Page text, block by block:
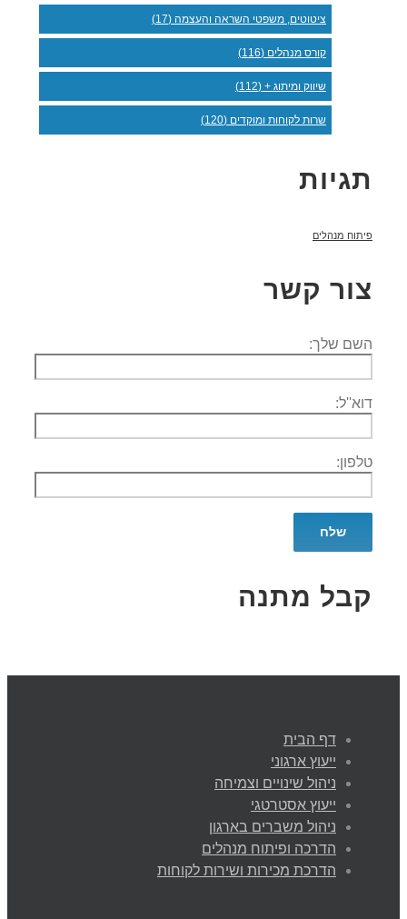
ציטוטים, משפטי השראה והעצמה (17)
קורס מנהלים (116)
שיווק ומיתוג + (112)
שרות לקוחות ומוקדים (120)
תגיות
פיתוח מנהלים
צור קשר
השם שלך:
דוא''ל:
טלפון:
קבל מתנה
דף הבית
ייעוץ ארגוני
ניהול שינויים וצמיחה
ייעוץ אסטרטגי
ניהול משברים בארגון
הדרכה ופיתוח מנהלים
הדרכת מכירות ושירות לקוחות